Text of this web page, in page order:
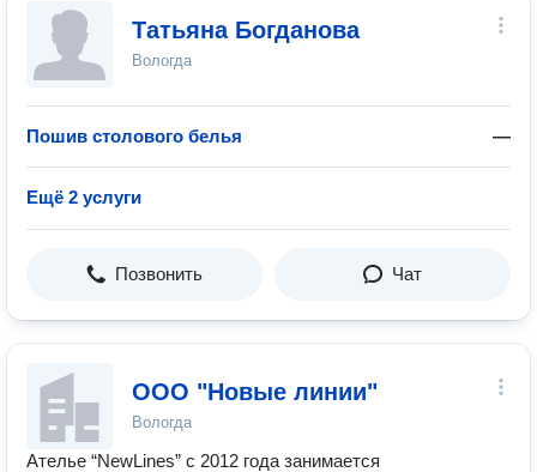
Татьяна Богданова
Вологда
Пошив столового белья —
Ещё 2 услуги
Позвонить Чат
ООО "Новые линии"
Вологда
Ателье “NewLines” с 2012 года занимается